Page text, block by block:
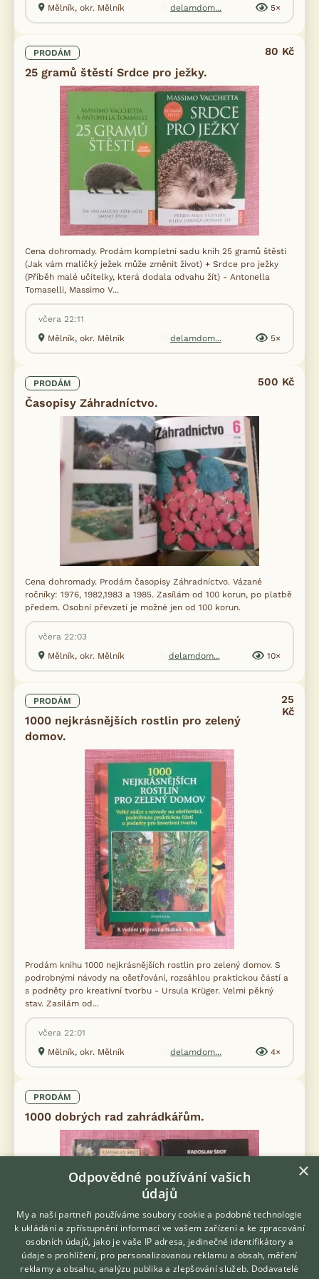
Mělník, okr. Mělník delamdom... 5×
PRODÁM
25 gramů štěstí Srdce pro ježky.
80 Kč
Cena dohromady. Prodám kompletní sadu knih 25 gramů štěstí
(Jak vám maličký ježek může změnit život) + Srdce pro ježky
(Příběh malé učitelky, která dodala odvahu žít) - Antonella
Tomaselli, Massimo V...
včera 22:11
Mělník, okr. Mělník
delamdom... 5×
PRODÁM
Časopisy Záhradníctvo.
500 Kč
Cena dohromady. Prodám časopisy Záhradníctvo. Vázané
ročníky: 1976, 1982,1983 a 1985. Zasílám od 100 korun, po platbě
předem. Osobní převzetí je možné jen od 100 korun.
včera 22:03
Mělník, okr. Mělník
delamdom... 10×
PRODÁM
1000 nejkrásnějších rostlin pro zelený
domov.
25
Kč
Prodám knihu 1000 nejkrásnějších rostlin pro zelený domov. S
podrobnými návody na ošetřování, rozsáhlou praktickou částí a
s podněty pro kreativní tvorbu - Ursula Krüger. Velmi pěkný
stav. Zasílám od...
včera 22:01
Mělník, okr. Mělník
delamdom... 4×
PRODÁM
1000 dobrých rad zahrádkářům.
×
Odpovědné používání vašich
údajů
My a naši partneři používáme soubory cookie a podobné technologie
k ukládání a zpřístupnění informací ve vašem zařízení a ke zpracování
osobních údajů, jako je vaše IP adresa, jedinečné identifikátory a
údaje o prohlížení, pro personalizovanou reklamu a obsah, měření
reklamy a obsahu, analýzu publika a zlepšování služeb. Dodavatelé